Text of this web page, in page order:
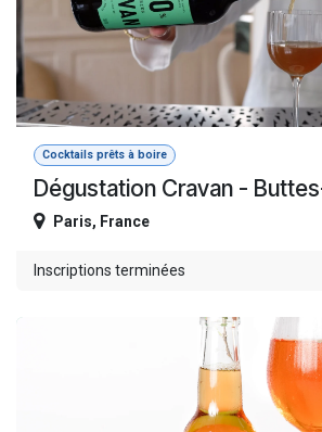
Cocktails prêts à boire
Dégustation Cravan -
Paris, France
Inscriptions terminées